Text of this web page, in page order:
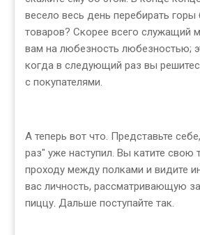
весело весь день перебирать горы
товаров? Скорее всего служащий
вам на любезность любезностью;
когда в следующий раз вы
с покупателями.
А теперь вот что. Представьте
раз" уже наступил. Вы катите свою
проходу между полками и видите
вас личность, рассматривающую
пиццу. Дальше поступайте так.